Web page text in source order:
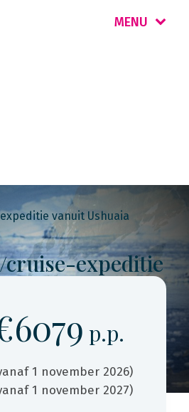
MENU
vanuit Ushuaia
cruise-expeditie
p.p.
1 november 2026)
1 november 2027)